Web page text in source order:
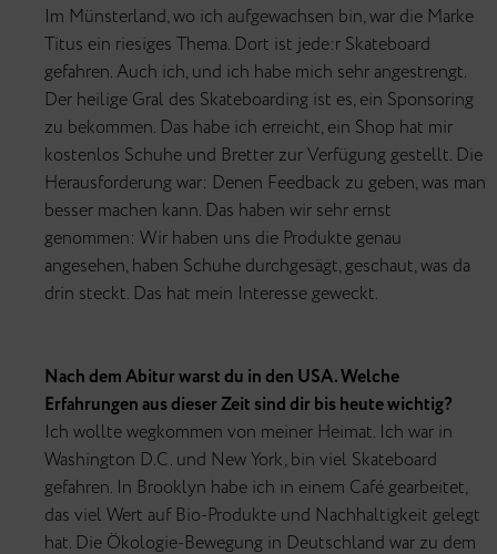
Im Münsterland, wo ich aufgewachsen bin, war die Marke
Titus ein riesiges Thema. Dort ist jede:r Skateboard
gefahren. Auch ich, und ich habe mich sehr angestrengt.
Der heilige Gral des Skateboarding ist es, ein Sponsoring
zu bekommen. Das habe ich erreicht, ein Shop hat mir
kostenlos Schuhe und Bretter zur Verfügung gestellt. Die
Herausforderung war: Denen Feedback zu geben, was man
besser machen kann. Das haben wir sehr ernst
genommen: Wir haben uns die Produkte genau
angesehen, haben Schuhe durchgesägt, geschaut, was da
drin steckt. Das hat mein Interesse geweckt.
Nach dem Abitur warst du in den USA. Welche
Erfahrungen aus dieser Zeit sind dir bis heute wichtig?
Ich wollte wegkommen von meiner Heimat. Ich war in
Washington D.C. und New York, bin viel Skateboard
gefahren. In Brooklyn habe ich in einem Café gearbeitet,
das viel Wert auf Bio-Produkte und Nachhaltigkeit gelegt
hat. Die Ökologie-Bewegung in Deutschland war zu dem